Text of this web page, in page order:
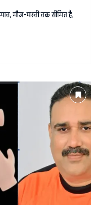
मात, मौज-मस्ती तक सीमित है,